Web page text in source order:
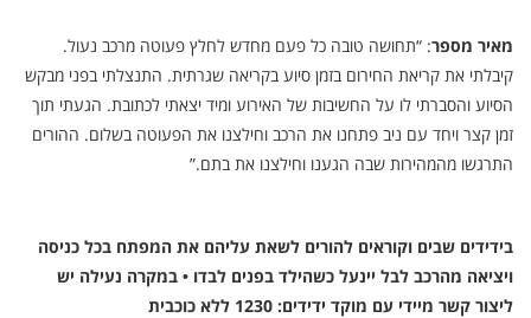
מאיר מספר: “תחושה טובה כל פעם מחדש לחלץ פעוטה מרכב נעול.
קיבלתי את קריאת החירום בזמן סיוע בקריאה שגרתית. התנצלתי בפני מבקש
הסיוע והסברתי לו על החשיבות של האירוע ומיד יצאתי לכתובת. הגעתי תוך
זמן קצר ויחד עם ניב פתחנו את הרכב וחילצנו את הפעוטה בשלום. ההורים
התרגשו מהמהירות שבה הגענו וחילצנו את בתם.”
בידידים שבים וקוראים להורים לשאת עליהם את המפתח בכל כניסה
ויציאה מהרכב לבל יינעל כשהילד בפנים לבדו • במקרה נעילה יש
ליצור קשר מיידי עם מוקד ידידים: 1230 ללא כוכבית